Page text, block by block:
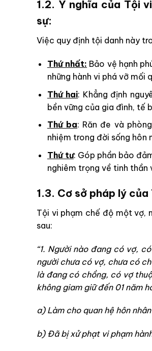
1.2. Ý nghĩa của Tội
sự:
Việc quy định tội danh này
Thứ nhất: Bảo vệ hạnh
những hành vi phá vỡ mối
Thứ hai: Khẳng định
bền vững của gia đình, tế
Thứ ba: Răn đe và
nhiệm trong đời sống hôn
Thứ tư: Góp phần bảo
nghiêm trọng về tinh thần
1.3. Cơ sở pháp lý
Tội vi phạm chế độ một vợ,
sau:
“1. Người nào đang có vợ,
người chưa có vợ, chưa có
là đang có chồng, có vợ
không giam giữ đến 01 năm
a) Làm cho quan hệ hôn
b) Đã bị xử phạt vi phạm